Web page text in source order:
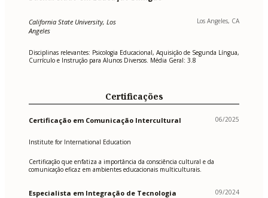
California State University, Los
Angeles
Los Angeles, CA
Disciplinas relevantes: Psicologia Educacional, Aquisição de Segunda Língua,
Currículo e Instrução para Alunos Diversos. Média Geral: 3.8
Certificações
Certificação em Comunicação Intercultural 06/2025
Institute for International Education
Certificação que enfatiza a importância da consciência cultural e da
comunicação eficaz em ambientes educacionais multiculturais.
Especialista em Integração de Tecnologia
09/2024